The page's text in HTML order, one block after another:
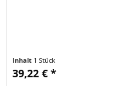
Inhalt 1 Stück
39,22 € *